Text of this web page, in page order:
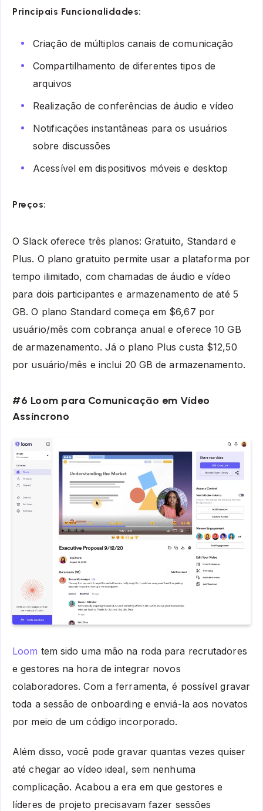
Principais Funcionalidades:
Criação de múltiplos canais de comunicação
Compartilhamento de diferentes tipos de
arquivos
Realização de conferências de áudio e vídeo
Notificações instantâneas para os usuários
sobre discussões
Acessível em dispositivos móveis e desktop
Preços:
O Slack oferece três planos: Gratuito, Standard e
Plus. O plano gratuito permite usar a plataforma por
tempo ilimitado, com chamadas de áudio e vídeo
para dois participantes e armazenamento de até 5
GB. O plano Standard começa em $6,67 por
usuário/mês com cobrança anual e oferece 10 GB
de armazenamento. Já o plano Plus custa $12,50
por usuário/mês e inclui 20 GB de armazenamento.
#6 Loom para Comunicação em Vídeo
Assíncrono
Loom tem sido uma mão na roda para recrutadores
e gestores na hora de integrar novos
colaboradores. Com a ferramenta, é possível gravar
toda a sessão de onboarding e enviá-la aos novatos
por meio de um código incorporado.
Além disso, você pode gravar quantas vezes quiser
até chegar ao vídeo ideal, sem nenhuma
complicação. Acabou a era em que gestores e
líderes de projeto precisavam fazer sessões